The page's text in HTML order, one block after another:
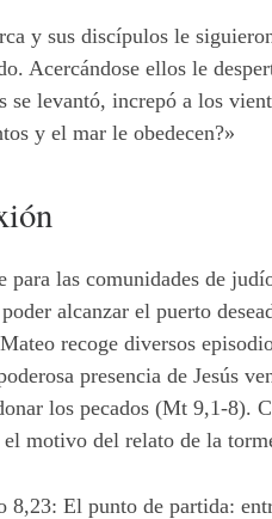
y sus discípulos le
Acercándose ellos le
se levantó, increpó a los
y el mar le obedecen?»
para las comunidades de
poder alcanzar el puerto
recoge diversos
presencia de Jesús
los pecados (Mt 9,1-8).
el motivo del relato de la
8,23: El punto de partida: